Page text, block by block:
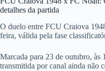
detalhes da partida
O duelo entre FCU Craiova
feira, válida pela fase
Marcada para 23 de outubro, às
transmitida por canal ainda não